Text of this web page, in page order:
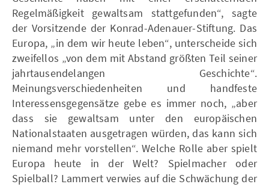
Regelmäßigkeit gewaltsam stattgefunden“, sagte
der Vorsitzende der Konrad-Adenauer-Stiftung. Das
Europa, „in dem wir heute leben“, unterscheide sich
zweifellos „von dem mit Abstand größten Teil seiner
jahrtausendelangen Geschichte“.
Meinungsverschiedenheiten und handfeste
Interessensgegensätze gebe es immer noch, „aber
dass sie gewaltsam unter den europäischen
Nationalstaaten ausgetragen würden, das kann sich
niemand mehr vorstellen“. Welche Rolle aber spielt
Europa heute in der Welt? Spielmacher oder
Spielball? Lammert verwies auf die Schwächung der